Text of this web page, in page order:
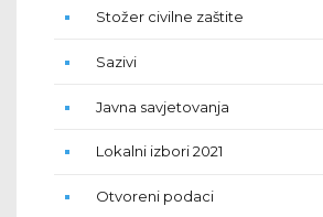
Stožer civilne zaštite
Sazivi
Javna savjetovanja
Lokalni izbori 2021
Otvoreni podaci